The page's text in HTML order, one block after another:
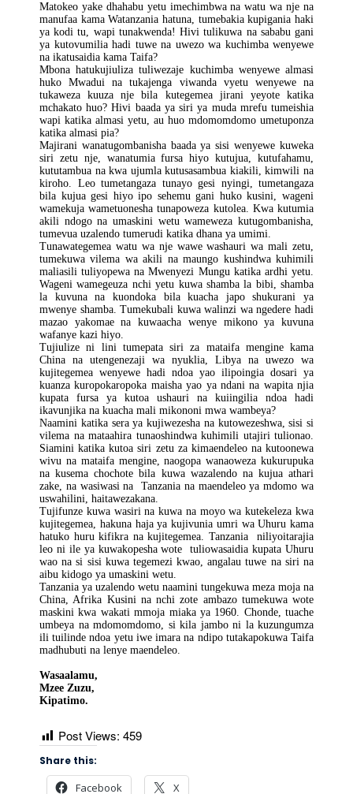
Matokeo yake dhahabu yetu imechimbwa na watu wa nje na
manufaa kama Watanzania hatuna, tumebakia kupigania haki
ya kodi tu, wapi tunakwenda! Hivi tulikuwa na sababu gani
ya kutovumilia hadi tuwe na uwezo wa kuchimba wenyewe
na ikatusaidia kama Taifa?
Mbona hatukujiuliza tuliwezaje kuchimba wenyewe almasi
huko Mwadui na tukajenga viwanda vyetu wenyewe na
tukaweza kuuza nje bila kutegemea jirani yeyote katika
mchakato huo? Hivi baada ya siri ya muda mrefu tumeishia
wapi katika almasi yetu, au huo mdomomdomo umetuponza
katika almasi pia?
Majirani wanatugombanisha baada ya sisi wenyewe kuweka
siri zetu nje, wanatumia fursa hiyo kutujua, kutufahamu,
kututambua na kwa ujumla kutusasambua kiakili, kimwili na
kiroho. Leo tumetangaza tunayo gesi nyingi, tumetangaza
bila kujua gesi hiyo ipo sehemu gani huko kusini, wageni
wamekuja wametuonesha tunapoweza kutolea. Kwa kutumia
akili ndogo na umaskini wetu wameweza kutugombanisha,
tumevua uzalendo tumerudi katika dhana ya umimi.
Tunawategemea watu wa nje wawe washauri wa mali zetu,
tumekuwa vilema wa akili na maungo kushindwa kuhimili
maliasili tuliyopewa na Mwenyezi Mungu katika ardhi yetu.
Wageni wamegeuza nchi yetu kuwa shamba la bibi, shamba
la kuvuna na kuondoka bila kuacha japo shukurani ya
mwenye shamba. Tumekubali kuwa walinzi wa ngedere hadi
mazao yakomae na kuwaacha wenye mikono ya kuvuna
wafanye kazi hiyo.
Tujiulize ni lini tumepata siri za mataifa mengine kama
China na utengenezaji wa nyuklia, Libya na uwezo wa
kujitegemea wenyewe hadi ndoa yao ilipoingia dosari ya
kuanza kuropokaropoka maisha yao ya ndani na wapita njia
kupata fursa ya kutoa ushauri na kuiingilia ndoa hadi
ikavunjika na kuacha mali mikononi mwa wambeya?
Naamini katika sera ya kujiwezesha na kutowezeshwa, sisi si
vilema na mataahira tunaoshindwa kuhimili utajiri tulionao.
Siamini katika kutoa siri zetu za kimaendeleo na kutoonewa
wivu na mataifa mengine, naogopa wanaoweza kukurupuka
na kusema chochote bila kuwa wazalendo na kujua athari
zake, na wasiwasi na Tanzania na maendeleo ya mdomo wa
uswahilini, haitawezakana.
Tujifunze kuwa wasiri na kuwa na moyo wa kutekeleza kwa
kujitegemea, hakuna haja ya kujivunia umri wa Uhuru kama
hatuko huru kifikra na kujitegemea. Tanzania niliyoitarajia
leo ni ile ya kuwakopesha wote tuliowasaidia kupata Uhuru
wao na si sisi kuwa tegemezi kwao, angalau tuwe na siri na
aibu kidogo ya umaskini wetu.
Tanzania ya uzalendo wetu naamini tungekuwa meza moja na
China, Afrika Kusini na nchi zote ambazo tumekuwa wote
maskini kwa wakati mmoja miaka ya 1960. Chonde, tuache
umbeya na mdomomdomo, si kila jambo ni la kuzungumza
ili tuilinde ndoa yetu iwe imara na ndipo tutakapokuwa Taifa
madhubuti na lenye maendeleo.
Wasaalamu,
Mzee Zuzu,
Kipatimo.
Post Views: 459
Share this:
Facebook X